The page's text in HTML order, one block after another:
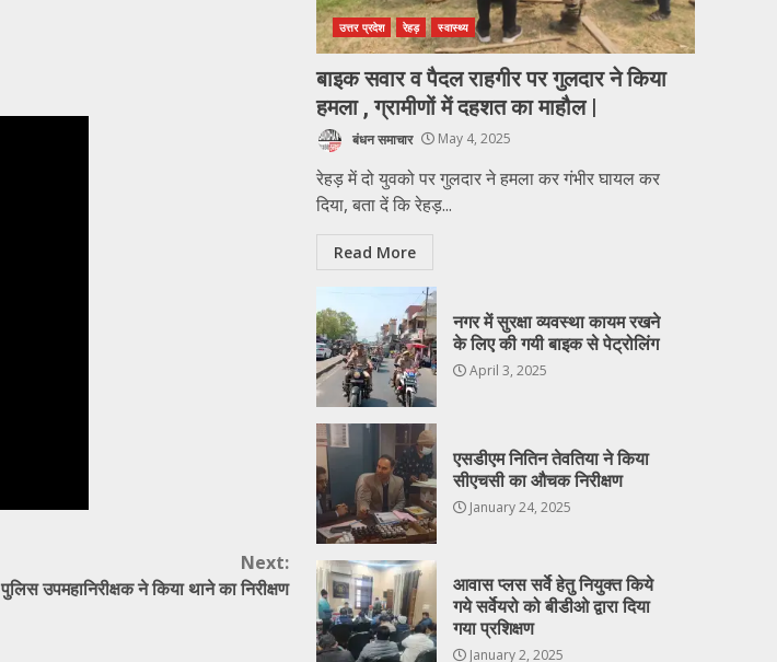
Next:
पुलिस उपमहानिरीक्षक ने किया थाने का निरीक्षण
उत्तर प्रदेश रेहड़ स्वास्थ्य
बाइक सवार व पैदल राहगीर पर गुलदार ने किया
हमला , ग्रामीणों में दहशत का माहौल |
बंधन समाचार May 4, 2025
रेहड़ में दो युवको पर गुलदार ने हमला कर गंभीर घायल कर
दिया, बता दें कि रेहड़...
Read More
नगर में सुरक्षा व्यवस्था कायम रखने
के लिए की गयी बाइक से पेट्रोलिंग
April 3, 2025
एसडीएम नितिन तेवतिया ने किया
सीएचसी का औचक निरीक्षण
January 24, 2025
आवास प्लस सर्वे हेतु नियुक्त किये
गये सर्वेयरो को बीडीओ द्वारा दिया
गया प्रशिक्षण
January 2, 2025